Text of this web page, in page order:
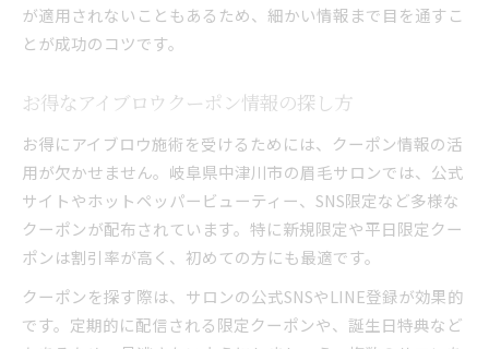
が適用されないこともあるため、細かい情報まで目を通すこ
とが成功のコツです。
お得なアイブロウクーポン情報の探し方
お得にアイブロウ施術を受けるためには、クーポン情報の活
用が欠かせません。岐阜県中津川市の眉毛サロンでは、公式
サイトやホットペッパービューティー、SNS限定など多様な
クーポンが配布されています。特に新規限定や平日限定クー
ポンは割引率が高く、初めての方にも最適です。
クーポンを探す際は、サロンの公式SNSやLINE登録が効果的
です。定期的に配信される限定クーポンや、誕生日特典など